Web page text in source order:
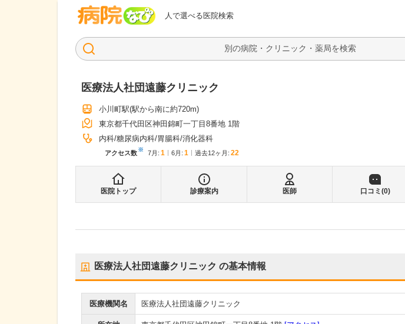
人で選べる医院検索
病院なび
検索
医療法人社団遠藤クリニック
小川町駅(駅から南に約720m)
東京都千代田区神田錦町一丁目8番地 1階
内科 糖尿病内科 胃腸科 消化器科
アクセス数※ 7月 : 1 6月 : 1 過去12ヶ月: 22
医院トップ 診療案内 医師 口コミ(0)
医療法人社団遠藤クリニック の基本情報
医療機関名 医療法人社団遠藤クリニック